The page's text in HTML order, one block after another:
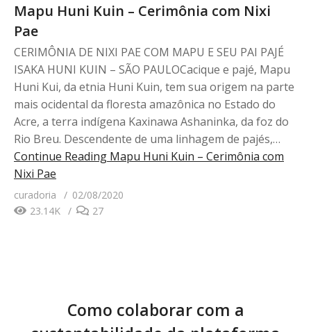
Mapu Huni Kuin – Cerimônia com Nixi
Pae
CERIMÔNIA DE NIXI PAE COM MAPU E SEU PAI PAJÉ
ISAKA HUNI KUIN – SÃO PAULOCacique e pajé, Mapu
Huni Kui, da etnia Huni Kuin, tem sua origem na parte
mais ocidental da floresta amazônica no Estado do
Acre, a terra indígena Kaxinawa Ashaninka, da foz do
Rio Breu. Descendente de uma linhagem de pajés,…
Continue Reading Mapu Huni Kuin – Cerimônia com
Nixi Pae
curadoria
02/08/2020
23.14K
27
Como colaborar com a